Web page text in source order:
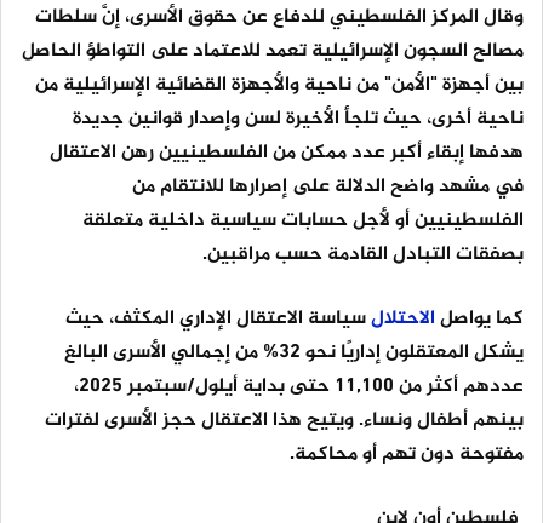
وقال المركز الفلسطيني للدفاع عن حقوق الأسرى، إنَّ سلطات
مصالح السجون الإسرائيلية تعمد للاعتماد على التواطؤ الحاصل
بين أجهزة "الأمن" من ناحية والأجهزة القضائية الإسرائيلية من
ناحية أخرى، حيث تلجأ الأخيرة لسن وإصدار قوانين جديدة
هدفها إبقاء أكبر عدد ممكن من الفلسطينيين رهن الاعتقال
في مشهد واضح الدلالة على إصرارها للانتقام من
الفلسطينيين أو لأجل حسابات سياسية داخلية متعلقة
بصفقات التبادل القادمة حسب مراقبين.
كما يواصلالاحتلالسياسة الاعتقال الإداري المكثف، حيث
يشكل المعتقلون إداريًا نحو 32% من إجمالي الأسرى البالغ
عددهم أكثر من 11,100 حتى بداية أيلول/سبتمبر 2025،
بينهم أطفال ونساء. ويتيح هذا الاعتقال حجز الأسرى لفترات
مفتوحة دون تهم أو محاكمة.